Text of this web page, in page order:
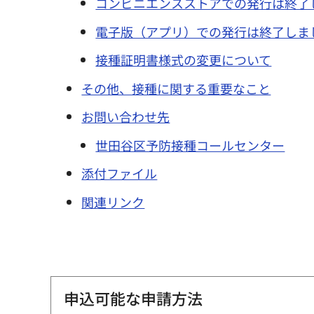
電子版（アプリ）での発行は終了しま
接種証明書様式の変更について
その他、接種に関する重要なこと
お問い合わせ先
世田谷区予防接種コールセンター
添付ファイル
関連リンク
申込可能な申請方法